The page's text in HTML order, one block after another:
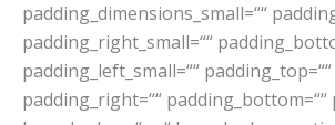
padding_dimensions_small=““
padding_right_small=““
padding_left_small=““ padding_top=““
padding_right=““ padding_bottom=““